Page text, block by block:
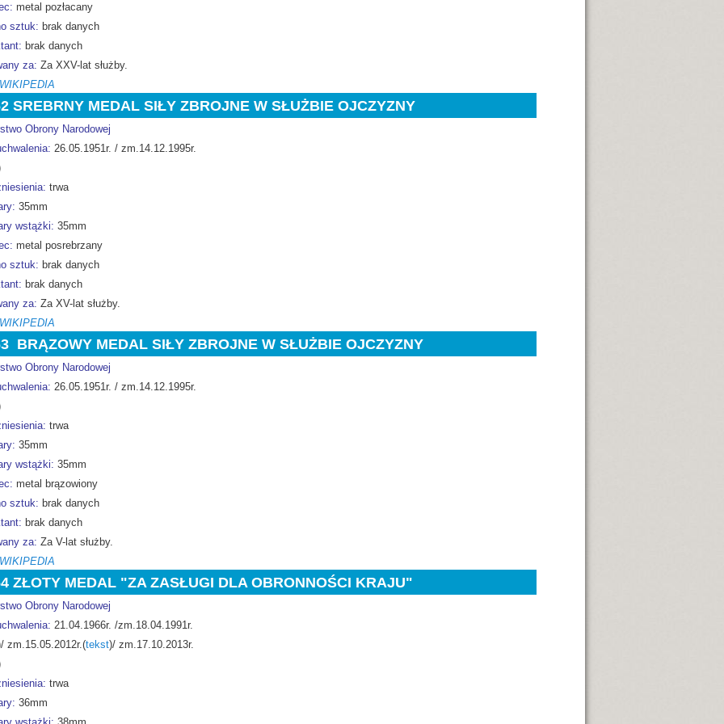
Polski
metal pozłacany
sztuk: brak danych
brak danych
za: Za XXV-lat służby.
SREBRNY MEDAL SIŁY ZBROJNE W SŁUŻBIE OJCZYZNY
Obrony Narodowej
26.05.1951r. / zm.14.12.1995r.
trwa
35mm
wstążki: 35mm
metal posrebrzany
sztuk: brak danych
brak danych
za: Za XV-lat służby.
BRĄZOWY MEDAL SIŁY ZBROJNE W SŁUŻBIE OJCZYZNY
Obrony Narodowej
26.05.1951r. / zm.14.12.1995r.
trwa
35mm
wstążki: 35mm
metal brązowiony
sztuk: brak danych
brak danych
za: Za V-lat służby.
ZŁOTY MEDAL "ZA ZASŁUGI DLA OBRONNOŚCI KRAJU"
Obrony Narodowej
21.04.1966r. /zm.18.04.1991r.
zm.15.05.2012r.(tekst)/ zm.17.10.2013r.
trwa
36mm